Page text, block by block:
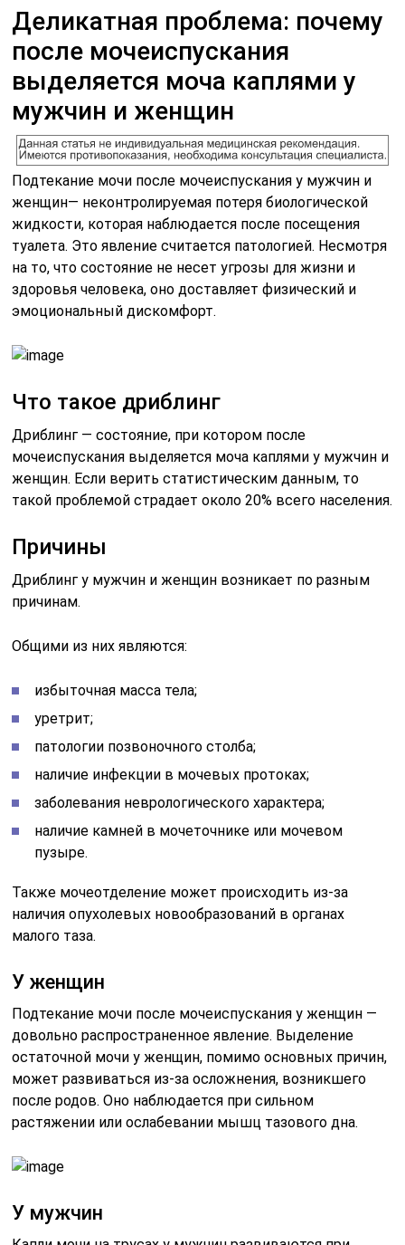
Деликатная проблема: почему
после мочеиспускания
выделяется моча каплями у
мужчин и женщин
Подтекание мочи после мочеиспускания у мужчин и
женщин— неконтролируемая потеря биологической
жидкости, которая наблюдается после посещения
туалета. Это явление считается патологией. Несмотря
на то, что состояние не несет угрозы для жизни и
здоровья человека, оно доставляет физический и
эмоциональный дискомфорт.
Что такое дриблинг
Дриблинг — состояние, при котором после
мочеиспускания выделяется моча каплями у мужчин и
женщин. Если верить статистическим данным, то
такой проблемой страдает около 20% всего населения.
Причины
Дриблинг у мужчин и женщин возникает по разным
причинам.
Общими из них являются:
избыточная масса тела;
уретрит;
патологии позвоночного столба;
наличие инфекции в мочевых протоках;
заболевания неврологического характера;
наличие камней в мочеточнике или мочевом
пузыре.
Также мочеотделение может происходить из-за
наличия опухолевых новообразований в органах
малого таза.
У женщин
Подтекание мочи после мочеиспускания у женщин —
довольно распространенное явление. Выделение
остаточной мочи у женщин, помимо основных причин,
может развиваться из-за осложнения, возникшего
после родов. Оно наблюдается при сильном
растяжении или ослабевании мышц тазового дна.
У мужчин